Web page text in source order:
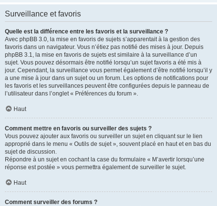
Surveillance et favoris
Quelle est la différence entre les favoris et la surveillance ?
Avec phpBB 3.0, la mise en favoris de sujets s’apparentait à la gestion des
favoris dans un navigateur. Vous n’étiez pas notifié des mises à jour. Depuis
phpBB 3.1, la mise en favoris de sujets est similaire à la surveillance d’un
sujet. Vous pouvez désormais être notifié lorsqu’un sujet favoris a été mis à
jour. Cependant, la surveillance vous permet également d’être notifié lorsqu’il y
a une mise à jour dans un sujet ou un forum. Les options de notifications pour
les favoris et les surveillances peuvent être configurées depuis le panneau de
l’utilisateur dans l’onglet « Préférences du forum ».
Haut
Comment mettre en favoris ou surveiller des sujets ?
Vous pouvez ajouter aux favoris ou surveiller un sujet en cliquant sur le lien
approprié dans le menu « Outils de sujet », souvent placé en haut et en bas du
sujet de discussion.
Répondre à un sujet en cochant la case du formulaire « M’avertir lorsqu’une
réponse est postée » vous permettra également de surveiller le sujet.
Haut
Comment surveiller des forums ?